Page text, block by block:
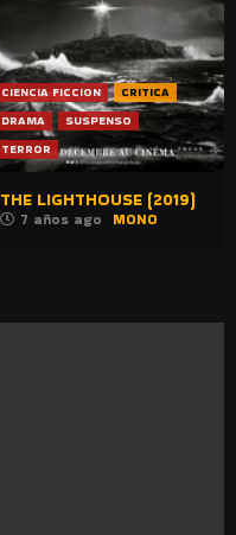
CIENCIA FICCION
CRITICA
DRAMA
SUSPENSO
TERROR
THE LIGHTHOUSE (2019)
7 años ago MONO